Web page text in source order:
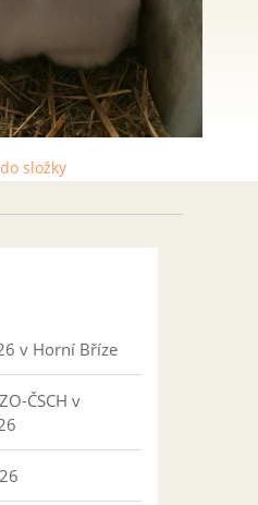
složky
v Horní Bříze
ČSCH v